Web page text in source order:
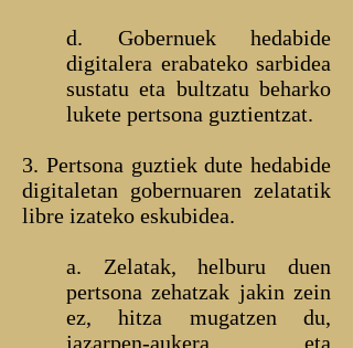
d. Gobernuek hedabide
digitalera erabateko sarbidea
sustatu eta bultzatu beharko
lukete pertsona guztientzat.
3. Pertsona guztiek dute hedabide
digitaletan gobernuaren zelatatik
libre izateko eskubidea.
a. Zelatak, helburu duen
pertsona zehatzak jakin zein
ez, hitza mugatzen du,
jazarpen-aukera eta